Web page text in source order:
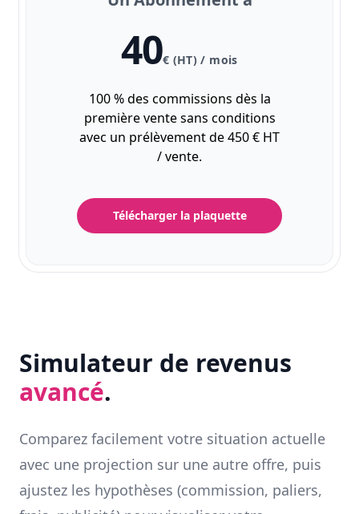
40€ (HT) / mois
100 % des commissions dès la
première vente sans conditions
avec un prélèvement de 450 € HT
/ vente.
Télécharger la plaquette
Simulateur de revenus
avancé.
Comparez facilement votre situation actuelle
avec une projection sur une autre offre, puis
ajustez les hypothèses (commission, paliers,